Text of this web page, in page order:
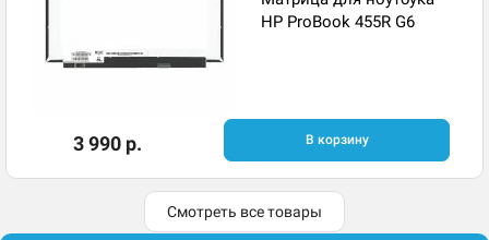
HP ProBook 455R G6
3 990 р. В корзину
Смотреть все товары